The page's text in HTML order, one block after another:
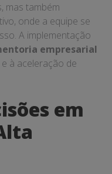
mas também
onde a equipe se
A implementação
empresarial
à aceleração de
em